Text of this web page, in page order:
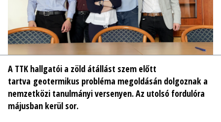
A TTK hallgatói a zöld átállást szem előtt
tartva geotermikus probléma megoldásán dolgoznak a
nemzetközi tanulmányi versenyen. Az utolsó fordulóra
májusban kerül sor.